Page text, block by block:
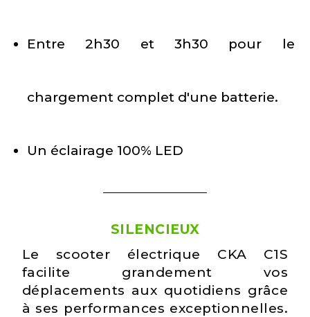
Entre 2h30 et 3h30 pour le
chargement complet d'une batterie.
Un éclairage 100% LED
SILENCIEUX
Le scooter électrique CKA C1S
facilite grandement vos
déplacements aux quotidiens grâce
à ses performances exceptionnelles.